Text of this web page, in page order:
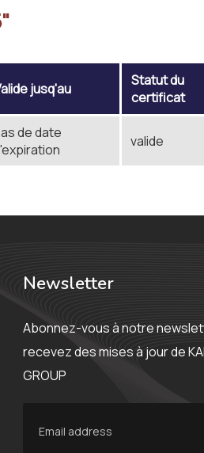
jusq'au
Statut du
certificat
de date
valide
Newsletter
Abonnez-vous à notre
recevez des mises à jour de
GROUP